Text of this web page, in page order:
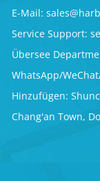
E-Mail:
Service Support:
Übersee
WhatsApp/
Hinzufügen:
Chang'an Town,